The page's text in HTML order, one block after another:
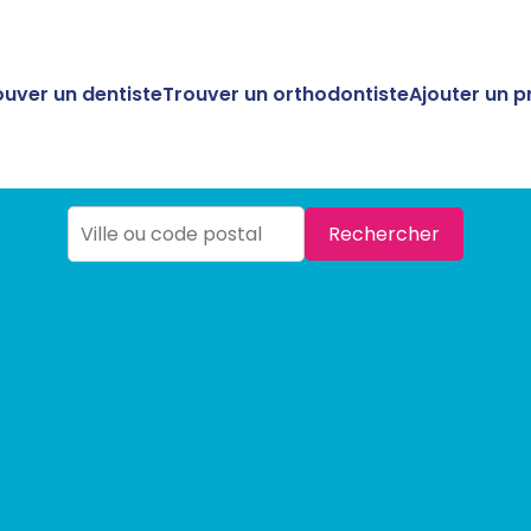
un dentisteTrouver un orthodontisteAjouter un
Rechercher